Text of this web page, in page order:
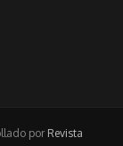
por Revista